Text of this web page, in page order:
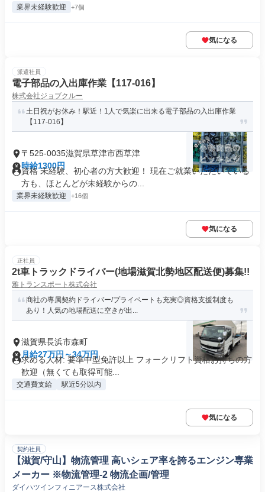
業界未経験歓迎 +7個
気になる
派遣社員
電子部品の入出庫作業【117-016】
株式会社ジョブクルー
土日祝がお休み！駅近！1人で気楽に出来る電子部品の入出庫作業
【117-016】
〒525-0035滋賀県草津市西草津
時給1300円
資格 未経験、初心者の方大歓迎！ 現在ご就業いただいている
方も、ほとんどが未経験からの...
業界未経験歓迎 +16個
気になる
正社員
2t車トラックドライバー(地場滋賀北勢地区配送便)募集!!
雅トランスポート株式会社
商社の専属契約ドライバー/プライベートも充実◎資格支援制度も
あり！人気の地場配送に空きが出...
滋賀県長浜市森町
月給27万円～34万円
求める人材: 要準中型免許以上 フォークリフト資格お持ちの方
歓迎（無くても取得可能...
交通費支給 駅近5分以内
気になる
契約社員
【滋賀/守山】物流管理 高いシェア率を誇るエンジン専業
メーカー ※物流管理-2 物流企画/管理
ダイハツインフィニアース株式会社